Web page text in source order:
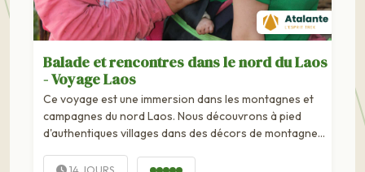
Balade et rencontres dans le nord du Laos
- Voyage Laos
Ce voyage est une immersion dans les montagnes et
campagnes du nord Laos. Nous découvrons à pied
d'authentiques villages dans des décors de montagne